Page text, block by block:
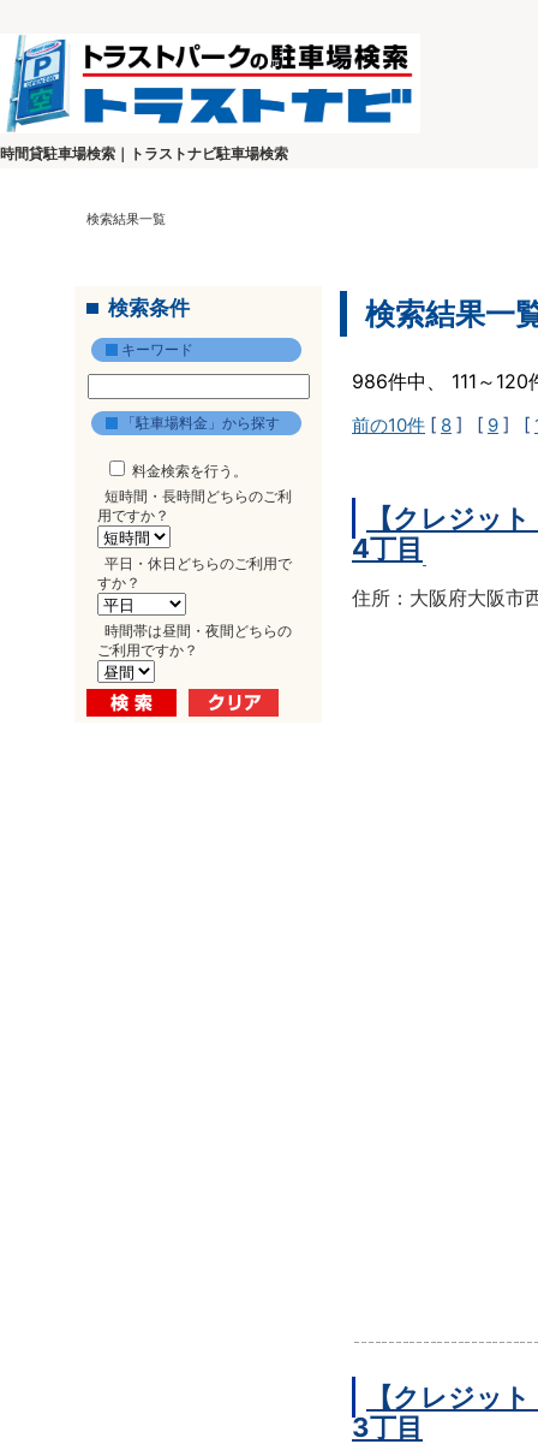
時間貸駐車場検索｜トラストナビ駐車場検索
検索結果一覧
検索条件
キーワード
「駐車場料金」から探す
料金検索を行う。
短時間・長時間どちらのご利
用ですか？
平日・休日どちらのご利用で
すか？
時間帯は昼間・夜間どちらの
ご利用ですか？
検索結果一
986件中、 111～
前の10件 [ 8 ] [ 9 ] [
【クレジッ
4丁目
住所：大阪府大阪市
【クレジッ
3丁目